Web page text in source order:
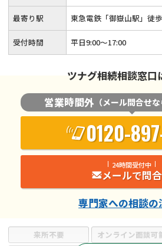
来所不要 オンライン面談可
最寄り駅 東急電鉄「御嶽山駅」徒
受付時間 平日9:00〜17:00
ツナグ相続相談窓口
営業時間外 （メール問合せ
0120-
24時間受付中
メールで問
専門家への相談の